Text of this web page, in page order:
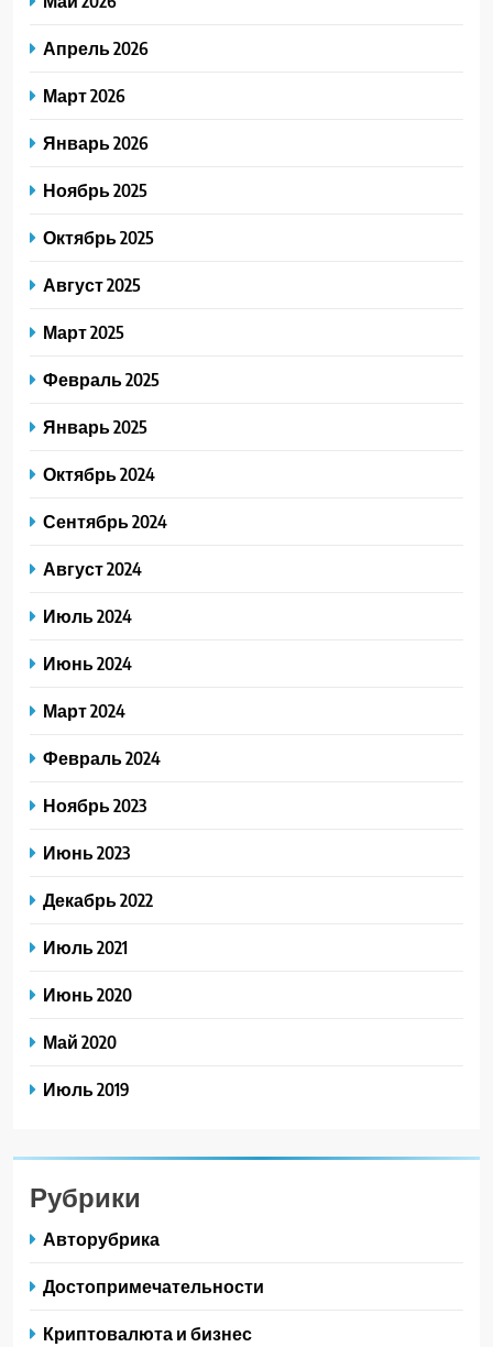
Апрель 2026
Март 2026
Январь 2026
Ноябрь 2025
Октябрь 2025
Август 2025
Март 2025
Февраль 2025
Январь 2025
Октябрь 2024
Сентябрь 2024
Август 2024
Июль 2024
Июнь 2024
Март 2024
Февраль 2024
Ноябрь 2023
Июнь 2023
Декабрь 2022
Июль 2021
Июнь 2020
Май 2020
Июль 2019
Рубрики
Авторубрика
Достопримечательности
Криптовалюта и бизнес